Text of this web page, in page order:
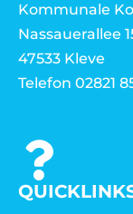
Kommunale
Nassauerallee
47533 Kleve
Telefon 02821